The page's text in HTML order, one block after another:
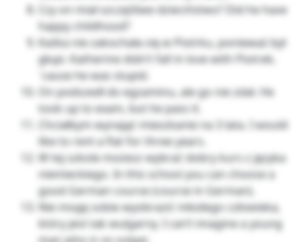
Czy on miał szczęśliwe dzieciństwo? Did he have
happy childhood?
Kaśka nie zakochała się w Piotrku, ponieważ był
głupi. Katherine didn’t fall in love with Piotrek,
`cause he was stupid.
On podszedł do egzaminu, ale go nie zdał. He
took up to exam, but he pass it.
Chciałbym wynająć mieszkanie na 3 lata. I would
like to rent a flat for three years.
W tej szkole możesz wybrać dobry kurs z języka
niemieckiego. In this school you can choose a
good German course (course in German).
Nie mogę sobie wyobrazić młodego człowieka,
który jest tak wulgarny. I can’t imagine a young